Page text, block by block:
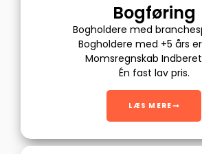
Bogføring
Bogholdere med
Bogholdere med +5 års
Momsregnskab
Én fast lav pris.
LÆS MERE